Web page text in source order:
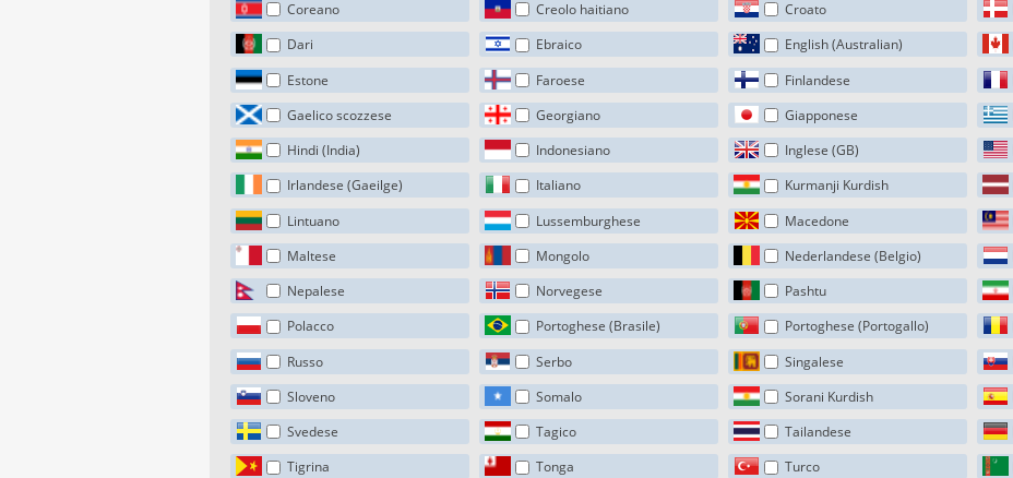
Coreano
Creolo haitiano Croato
Dari
Ebraico English (Australian)
Estone
Faroese Finlandese
Gaelico scozzese
Georgiano Giapponese
Hindi (India)
Indonesiano Inglese (GB)
Irlandese (Gaeilge)
Italiano Kurmanji Kurdish
Lintuano
Lussemburghese Macedone
Maltese
Mongolo Nederlandese (Belgio)
Nepalese
Norvegese Pashtu
Polacco
Portoghese (Brasile) Portoghese (Portogallo)
Russo
Serbo Singalese
Sloveno
Somalo Sorani Kurdish
Svedese
Tagico Tailandese
Tigrina
Tonga Turco